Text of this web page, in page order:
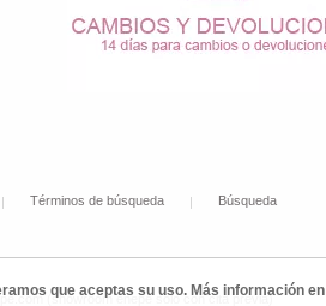
Términos de búsqueda
Búsqueda
(showroom enepe sólo con cita previa)
que aceptas su uso. Más información en